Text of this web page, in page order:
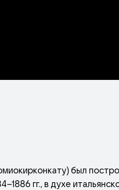
был
гг., в духе